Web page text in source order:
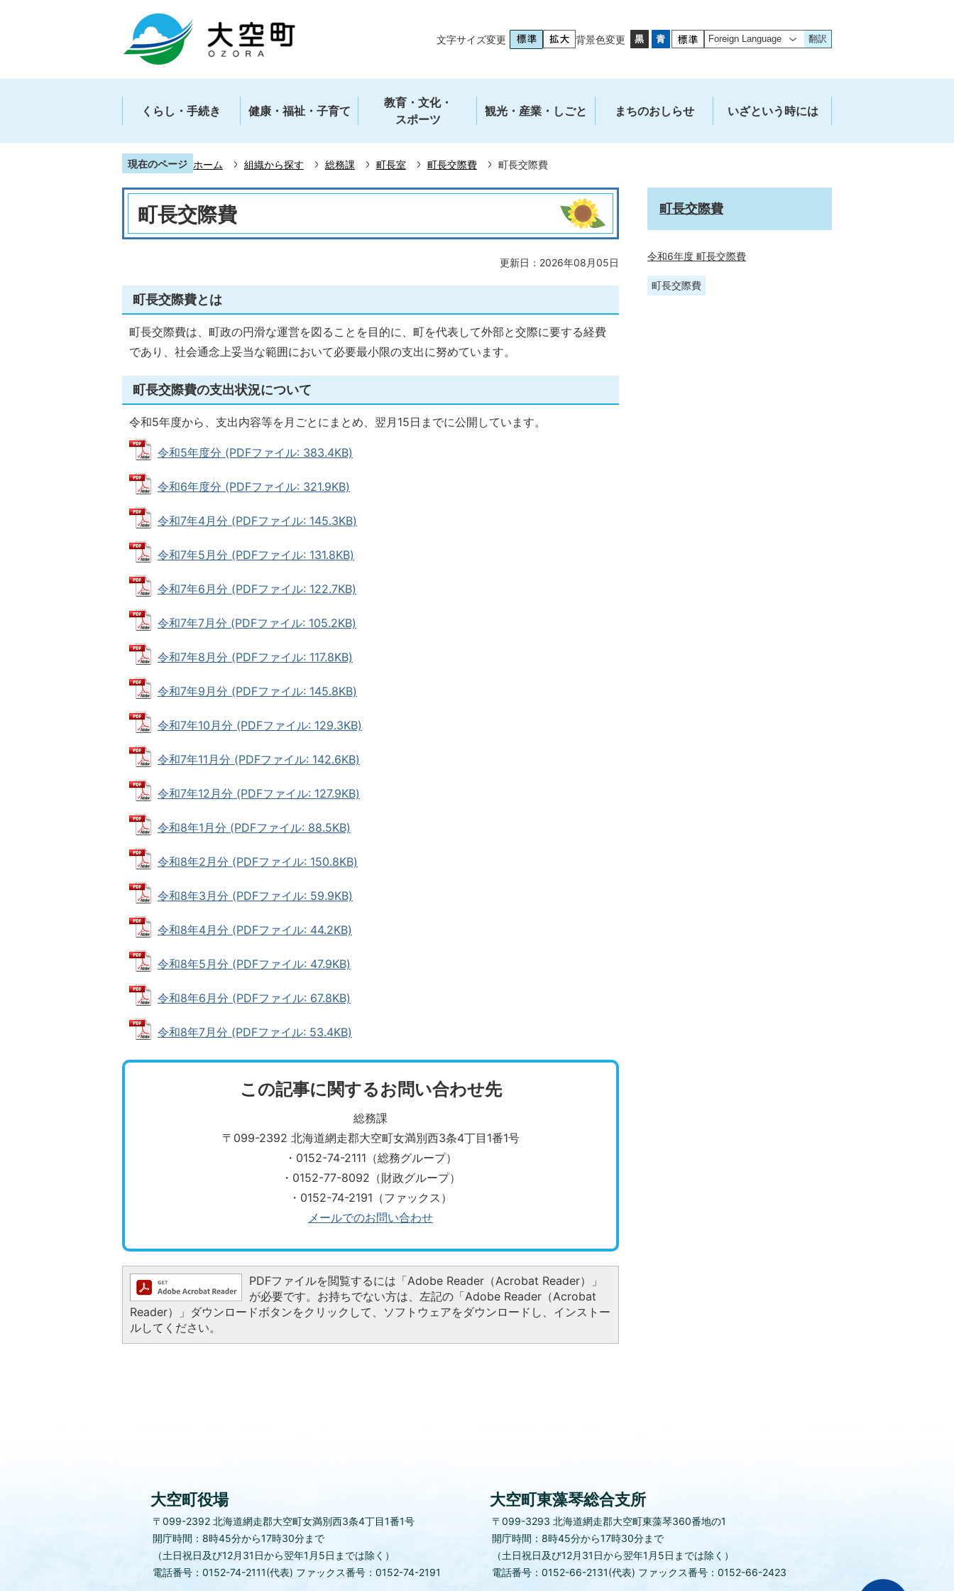
文字サイズ変更 背景色変更 翻訳
くらし・手続き 健康・福祉・子育て
教育・文化・
スポーツ
観光・産業・しごと まちのおしらせ いざという時には
現在のページ ホーム 組織から探す 総務課 町長室 町長交際費 町長交際費
町長交際費
更新日：2026年08月05日
町長交際費とは
町長交際費は、町政の円滑な運営を図ることを目的に、町を代表して外部と交際に要する経費
であり、社会通念上妥当な範囲において必要最小限の支出に努めています。
町長交際費の支出状況について
令和5年度から、支出内容等を月ごとにまとめ、翌月15日までに公開しています。
令和5年度分 (PDFファイル: 383.4KB)
令和6年度分 (PDFファイル: 321.9KB)
令和7年4月分 (PDFファイル: 145.3KB)
令和7年5月分 (PDFファイル: 131.8KB)
令和7年6月分 (PDFファイル: 122.7KB)
令和7年7月分 (PDFファイル: 105.2KB)
令和7年8月分 (PDFファイル: 117.8KB)
令和7年9月分 (PDFファイル: 145.8KB)
令和7年10月分 (PDFファイル: 129.3KB)
令和7年11月分 (PDFファイル: 142.6KB)
令和7年12月分 (PDFファイル: 127.9KB)
令和8年1月分 (PDFファイル: 88.5KB)
令和8年2月分 (PDFファイル: 150.8KB)
令和8年3月分 (PDFファイル: 59.9KB)
令和8年4月分 (PDFファイル: 44.2KB)
令和8年5月分 (PDFファイル: 47.9KB)
令和8年6月分 (PDFファイル: 67.8KB)
令和8年7月分 (PDFファイル: 53.4KB)
この記事に関するお問い合わせ先
総務課
〒099-2392 北海道網走郡大空町女満別西3条4丁目1番1号
・0152-74-2111（総務グループ）
・0152-77-8092（財政グループ）
・0152-74-2191（ファックス）
メールでのお問い合わせ
PDFファイルを閲覧するには「Adobe Reader（Acrobat Reader）」
が必要です。お持ちでない方は、左記の「Adobe Reader（Acrobat
Reader）」ダウンロードボタンをクリックして、ソフトウェアをダウンロードし、インストー
ルしてください。
町長交際費
令和6年度 町長交際費
町長交際費
大空町役場
〒099-2392 北海道網走郡大空町女満別西3条4丁目1番1号
開庁時間：8時45分から17時30分まで
（土日祝日及び12月31日から翌年1月5日までは除く）
電話番号：0152-74-2111(代表) ファックス番号：0152-74-2191
大空町東藻琴総合支所
〒099-3293北海道網走郡大空町東藻琴360番地の1
開庁時間：8時45分から17時30分まで
（土日祝日及び12月31日から翌年1月5日までは除く）
電話番号：0152-66-2131(代表) ファックス番号：0152-66-2423